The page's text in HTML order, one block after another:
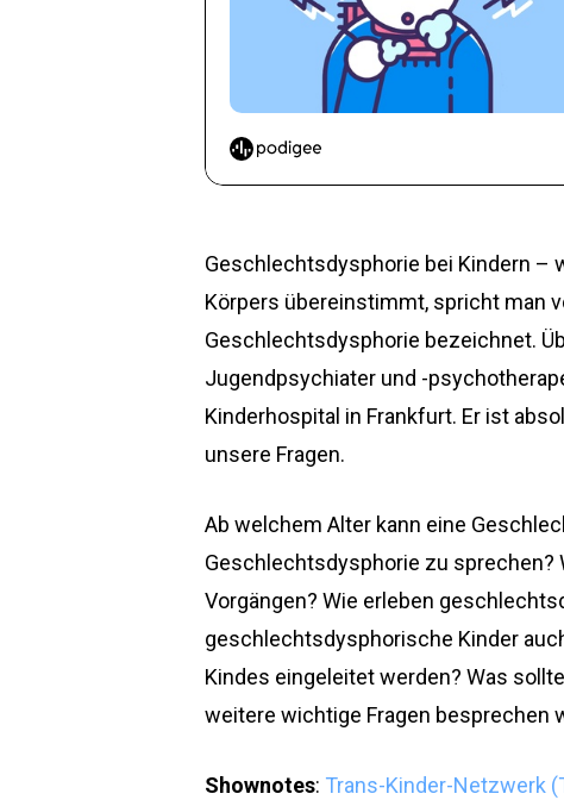
Geschlechtsdysphorie bei Kindern –
Körpers übereinstimmt, spricht man
Geschlechtsdysphorie bezeichnet.
Jugendpsychiater und -
Kinderhospital in Frankfurt. Er ist
unsere Fragen.
Ab welchem Alter kann eine
Geschlechtsdysphorie zu sprechen?
Vorgängen? Wie erleben
geschlechtsdysphorische Kinder
Kindes eingeleitet werden? Was
weitere wichtige Fragen besprechen
Shownotes: Trans-Kinder-Netzwerk